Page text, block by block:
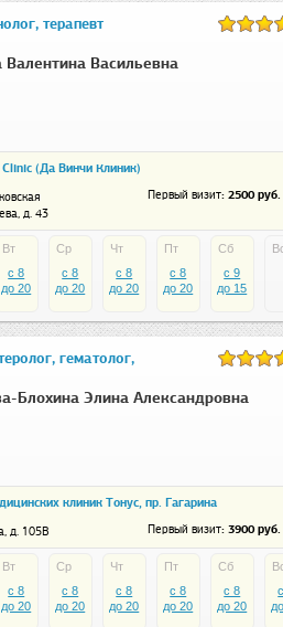
терапевт
Валентина Васильевна
(Да Винчи Клиник)
д. 43
Первый визит: 2500 руб.
Вт
c 8
до 20
Ср
c 8
до 20
Чт
c 8
до 20
Пт
c 8
до 20
Сб
c 9
до 15
гематолог,
Блохина Элина Александровна
клиник Тонус, пр. Гагарина
д. 105В Первый визит: 3900 руб.
Вт
c 8
до 20
Ср
c 8
до 20
Чт
c 8
до 20
Пт
c 8
до 20
Сб
c 8
до 20